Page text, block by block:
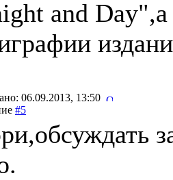
and
06.09.2013, 13:50
#5